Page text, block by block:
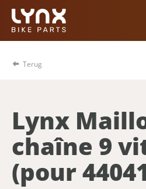
Terug
Lynx
chaîne 9
(pour